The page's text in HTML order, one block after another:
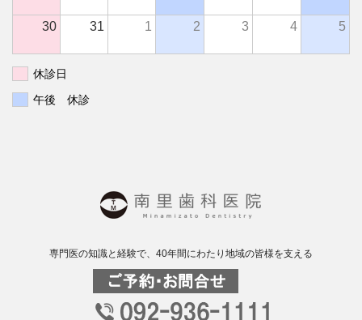
30 31 1 2 3 4 5
休診日
午後 休診
専門医の知識と経験で、40年間にわたり地域の皆様を支える